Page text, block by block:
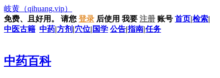
岐黄 （qihuang.vip）
免费、且好用。
请您 登录 后使用 我要 注册 账号 首页|检索|
中医古籍 中药|方剂 |穴位| 国学 公告|指南|任务
中药百科